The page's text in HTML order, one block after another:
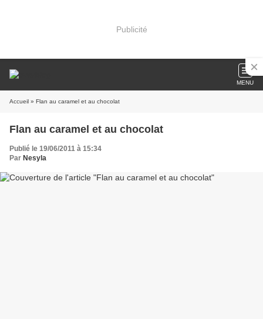
Publicité
MENU
Accueil » Flan au caramel et au chocolat
Flan au caramel et au chocolat
Publié le 19/06/2011 à 15:34
Par Nesyla